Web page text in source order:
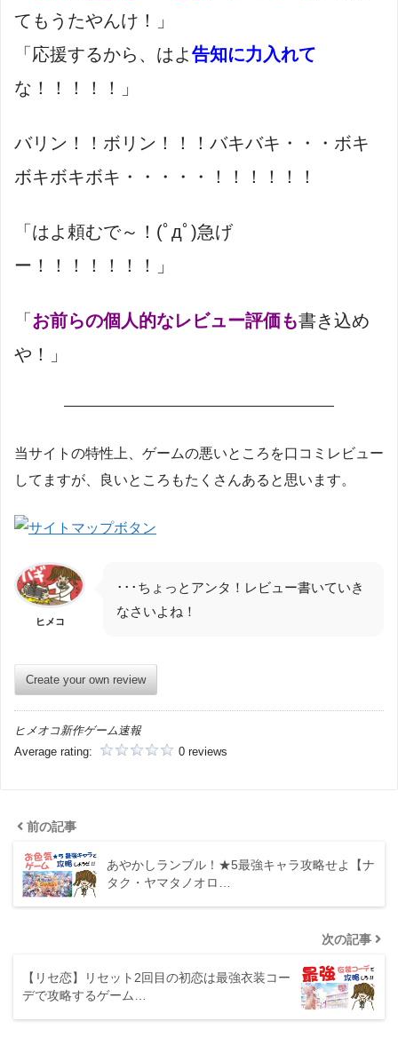
てもうたやんけ！」
「応援するから、はよ告知に力入れて
な！！！！！」
バリン！！ボリン！！！バキバキ・・・ボキ
ボキボキボキ・・・・・！！！！！！
「はよ頼むで～！(ﾟдﾟ)急げ
ー！！！！！！！」
「 お前らの個人的なレビュー評価も書き込め
や！」
———————————————————
当サイトの特性上、ゲームの悪いところを口コミレビュー
してますが、良いところもたくさんあると思います。
ヒメコ
･･･ちょっとアンタ！レビュー書いていき
なさいよね！
Create your own review
ヒメオコ新作ゲーム速報
Average rating:
0 reviews
前の記事
あやかしランブル！★5最強キャラ攻略せよ【ナ
タク・ヤマタノオロ…
次の記事
【リセ恋】リセット2回目の初恋は最強衣装コー
デで攻略するゲーム…